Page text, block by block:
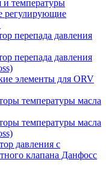
и температуры
перепада давления
перепада давления
элементы для ORV
температуры масла
температуры масла
давления с
клапана Данфосс